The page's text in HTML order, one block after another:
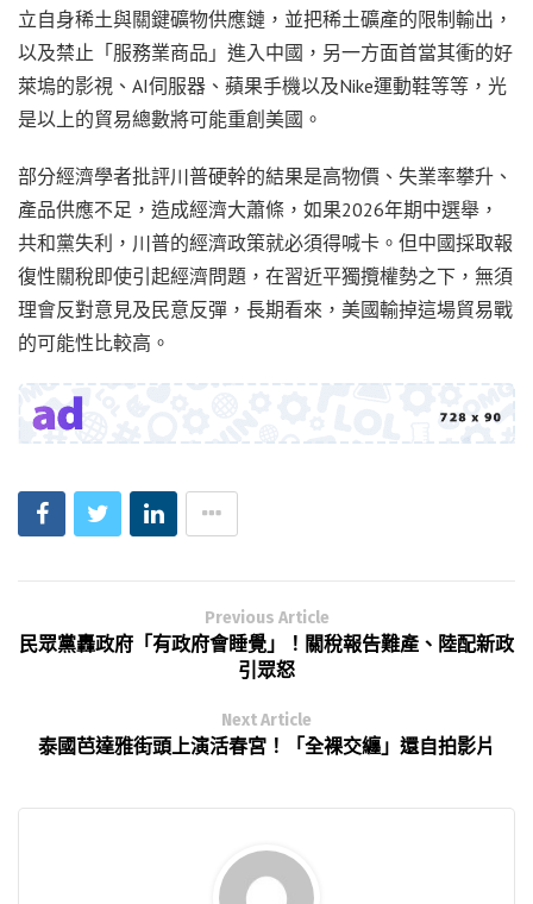
立自身稀土與關鍵礦物供應鏈，並把稀土礦產的限制輸出，
以及禁止「服務業商品」進入中國，另一方面首當其衝的好
萊塢的影視、AI伺服器、蘋果手機以及Nike運動鞋等等，光
是以上的貿易總數將可能重創美國。
部分經濟學者批評川普硬幹的結果是高物價、失業率攀升、
產品供應不足，造成經濟大蕭條，如果2026年期中選舉，
共和黨失利，川普的經濟政策就必須得喊卡。但中國採取報
復性關稅即使引起經濟問題，在習近平獨攬權勢之下，無須
理會反對意見及民意反彈，長期看來，美國輸掉這場貿易戰
的可能性比較高。
Previous Article
民眾黨轟政府「有政府會睡覺」！關稅報告難產、陸配新政
引眾怒
Next Article
泰國芭達雅街頭上演活春宮！「全裸交纏」還自拍影片